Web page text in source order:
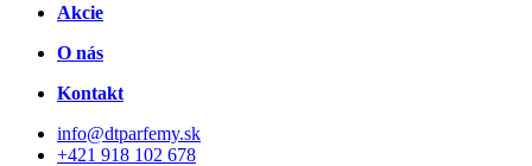
Akcie
O nás
Kontakt
info@dtparfemy.sk
+421 918 102 678